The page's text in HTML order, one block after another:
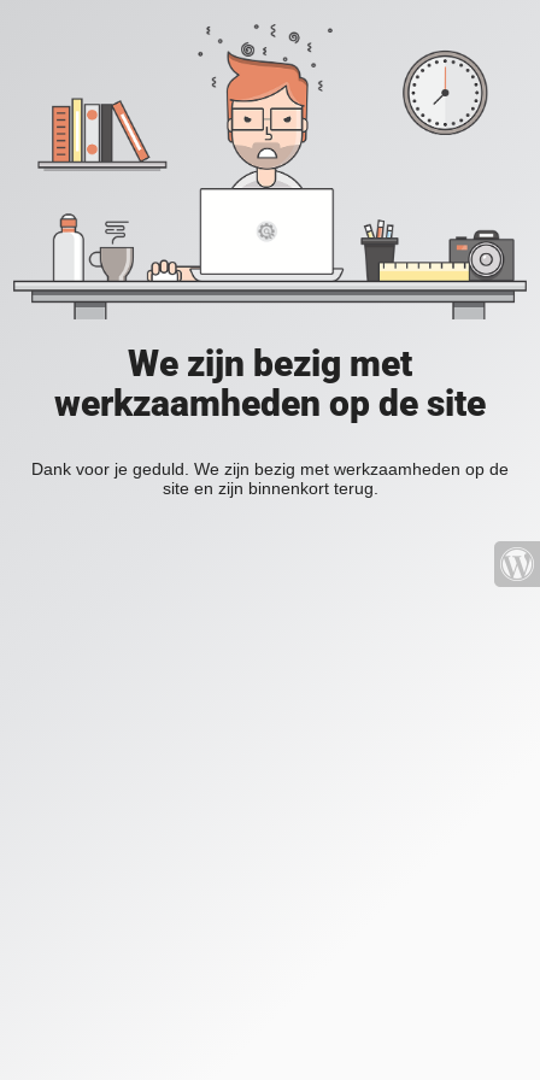
We zijn bezig met
werkzaamheden op de site
Dank voor je geduld. We zijn bezig met werkzaamheden op de
site en zijn binnenkort terug.